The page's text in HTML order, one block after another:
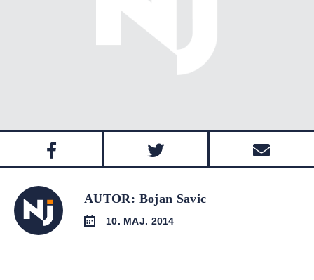
AUTOR: Bojan Savic
10. MAJ. 2014